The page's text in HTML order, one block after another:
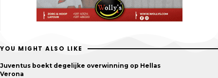
YOU MIGHT ALSO LIKE
Juventus boekt degelijke overwinning op Hellas
Verona